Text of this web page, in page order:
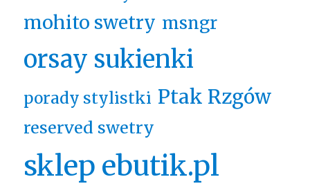
mohito swetry msngr
orsay sukienki
porady stylistki Ptak Rzgów
reserved swetry
sklep ebutik.pl